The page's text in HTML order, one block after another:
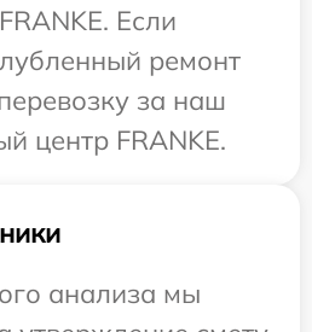
Если
ремонт
за наш
центр FRANKE.
анализа мы